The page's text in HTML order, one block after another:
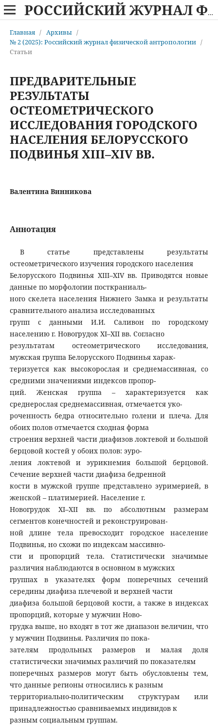
РОССИЙСКИЙ ЖУРНАЛ ФИЗИЧЕСКОЙ АНТРОПОЛОГИИ
Главная / Архивы /
№ 2 (2025): Российский журнал физической антропологии /
Статьи
ПРЕДВАРИТЕЛЬНЫЕ
РЕЗУЛЬТАТЫ
ОСТЕОМЕТРИЧЕСКОГО
ИССЛЕДОВАНИЯ ГОРОДСКОГО
НАСЕЛЕНИЯ БЕЛОРУССКОГО
ПОДВИНЬЯ XIII–XIV ВВ.
Валентина Винникова
Аннотация
В статье представлены результаты
остеометрического изучения городского населения
Белорусского Подвинья XIII–XIV вв. Приводятся новые
данные по морфологии посткраниаль-
ного скелета населения Нижнего Замка и результаты
сравнительного анализа исследованных
групп с данными И.И. Саливон по городскому
населению г. Новогрудок XI–XII вв. Согласно
результатам остеометрического исследования,
мужская группа Белорусского Подвинья харак-
теризуется как высокорослая и среднемассивная, со
средними значениями индексов пропор-
ций. Женская группа – характеризуется как
среднерослая среднемассивная, отмечается уко-
роченность бедра относительно голени и плеча. Для
обоих полов отмечается сходная форма
строения верхней части диафизов локтевой и большой
берцовой костей у обоих полов: эуро-
ления локтевой и эурикнемия большой берцовой.
Сечение верхней части диафиза бедренной
кости в мужской группе представлено эуримерией, в
женской – платимерией. Население г.
Новогрудок XI–XII вв. по абсолютным размерам
сегментов конечностей и реконструирован-
ной длине тела превосходит городское население
Подвинья, но схожи по индексам массивно-
сти и пропорций тела. Статистически значимые
различия наблюдаются в основном в мужских
группах в указателях форм поперечных сечений
середины диафиза плечевой и верхней части
диафиза большой берцовой кости, а также в индексах
пропорций, которые у мужчин Ново-
грудка выше, но входят в тот же диапазон величин, что
у мужчин Подвинья. Различия по пока-
зателям продольных размеров и малая доля
статистически значимых различий по показателям
поперечных размеров могут быть обусловлены тем,
что данные регионы относились к разным
территориально-политическим структурам или
принадлежностью сравниваемых индивидов к
разным социальным группам.